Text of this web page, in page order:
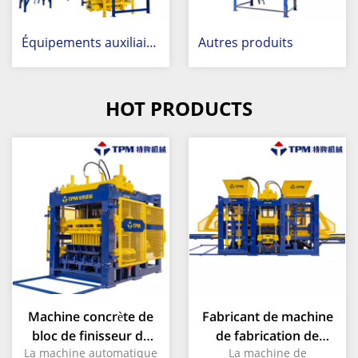
Équipements auxiliaires pour l'industrie du béton Autres produits
HOT PRODUCTS
Machine concrète de
bloc de finisseur de
norme européenne
La machine automatique
Fabricant de machine
de fabrication de
blocs de pavés en
La machine de